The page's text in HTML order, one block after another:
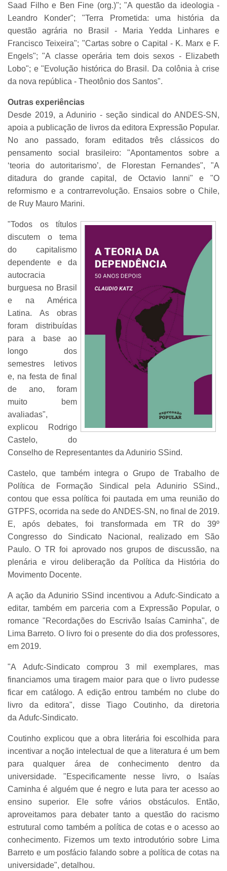
Saad Filho e Ben Fine (org.)"; "A questão da ideologia -
Leandro Konder"; "Terra Prometida: uma história da
questão agrária no Brasil - Maria Yedda Linhares e
Francisco Teixeira"; "Cartas sobre o Capital - K. Marx e F.
Engels"; "A classe operária tem dois sexos - Elizabeth
Lobo"; e "Evolução histórica do Brasil. Da colônia à crise
da nova república - Theotônio dos Santos".
Outras experiências
Desde 2019, a Adunirio - seção sindical do ANDES-SN,
apoia a publicação de livros da editora Expressão Popular.
No ano passado, foram editados três clássicos do
pensamento social brasileiro: "Apontamentos sobre a
‘teoria do autoritarismo’, de Florestan Fernandes", "A
ditadura do grande capital, de Octavio Ianni" e "O
reformismo e a contrarrevolução. Ensaios sobre o Chile,
de Ruy Mauro Marini.
"Todos os títulos
discutem o tema
do capitalismo
dependente e da
autocracia
burguesa no Brasil
e na América
Latina. As obras
foram distribuídas
para a base ao
longo dos
semestres letivos
e, na festa de final
de ano, foram
muito bem
avaliadas",
explicou Rodrigo
Castelo, do
Conselho de Representantes da Adunirio SSind.
Castelo, que também integra o Grupo de Trabalho de
Política de Formação Sindical pela Adunirio SSind.,
contou que essa política foi pautada em uma reunião do
GTPFS, ocorrida na sede do ANDES-SN, no final de 2019.
E, após debates, foi transformada em TR do 39º
Congresso do Sindicato Nacional, realizado em São
Paulo. O TR foi aprovado nos grupos de discussão, na
plenária e virou deliberação da Política da História do
Movimento Docente.
A ação da Adunirio SSind incentivou a Adufc-Sindicato a
editar, também em parceria com a Expressão Popular, o
romance "Recordações do Escrivão Isaías Caminha", de
Lima Barreto. O livro foi o presente do dia dos professores,
em 2019.
"A Adufc-Sindicato comprou 3 mil exemplares, mas
financiamos uma tiragem maior para que o livro pudesse
ficar em catálogo. A edição entrou também no clube do
livro da editora", disse Tiago Coutinho, da diretoria
da Adufc-Sindicato.
Coutinho explicou que a obra literária foi escolhida para
incentivar a noção intelectual de que a literatura é um bem
para qualquer área de conhecimento dentro da
universidade. "Especificamente nesse livro, o Isaías
Caminha é alguém que é negro e luta para ter acesso ao
ensino superior. Ele sofre vários obstáculos. Então,
aproveitamos para debater tanto a questão do racismo
estrutural como também a política de cotas e o acesso ao
conhecimento. Fizemos um texto introdutório sobre Lima
Barreto e um posfácio falando sobre a política de cotas na
universidade", detalhou.